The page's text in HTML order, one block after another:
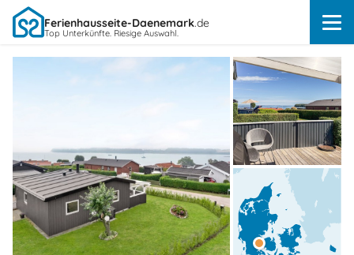
Ferienhausseite-Daenemark.de
Top Unterkünfte. Riesige Auswahl.